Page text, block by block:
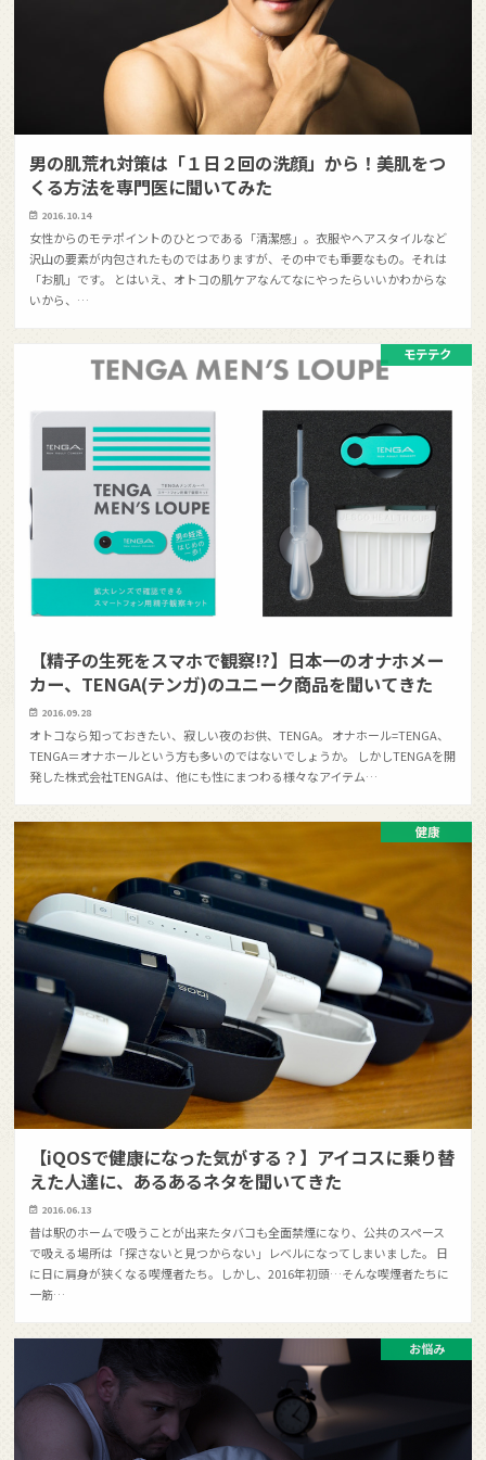
男の肌荒れ対策は「１日２回の洗顔」から！美肌をつ
くる方法を専門医に聞いてみた
2016.10.14
女性からのモテポイントのひとつである「清潔感」。衣服やヘアスタイルなど
沢山の要素が内包されたものではありますが、その中でも重要なもの。それは
「お肌」です。 とはいえ、オトコの肌ケアなんてなにやったらいいかわからな
いから、…
モテテク
【精子の生死をスマホで観察!?】日本一のオナホメー
カー、TENGA(テンガ)のユニーク商品を聞いてきた
2016.09.28
オトコなら知っておきたい、寂しい夜のお供、TENGA。 オナホール=TENGA、
TENGA＝オナホールという方も多いのではないでしょうか。 しかしTENGAを開
発した株式会社TENGAは、他にも性にまつわる様々なアイテム…
健康
【iQOSで健康になった気がする？】アイコスに乗り替
えた人達に、あるあるネタを聞いてきた
2016.06.13
昔は駅のホームで吸うことが出来たタバコも全面禁煙になり、公共のスペース
で吸える場所は「探さないと見つからない」レベルになってしまいました。 日
に日に肩身が狭くなる喫煙者たち。しかし、2016年初頭…そんな喫煙者たちに
一筋…
お悩み